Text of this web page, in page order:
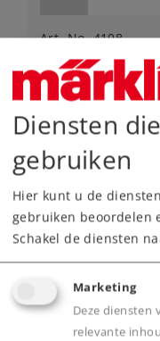
Art.-No. 4108
Märklin Start
19,99 €
Leverbaar
Spoor H0 Tijdperk
NIEUW
Diensten
gebruiken
Hier kunt u de
gebruiken beoordelen
Schakel de diensten
Marketing
Deze diensten
relevante